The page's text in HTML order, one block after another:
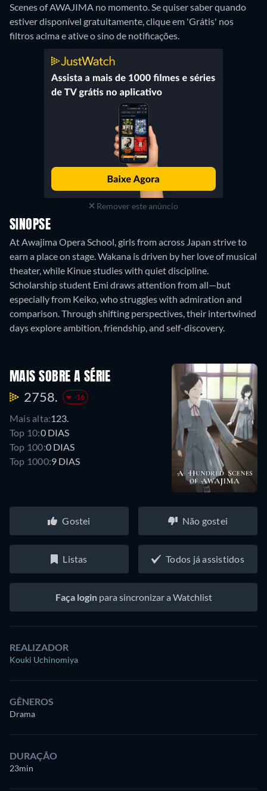
Scenes of AWAJIMA no momento. Se quiser saber quando
estiver disponível gratuitamente, clique em 'Grátis' nos
filtros acima e ative o sino de notificações.
Remover este anúncio
SINOPSE
At Awajima Opera School, girls from across Japan strive to
earn a place on stage. Wakana is driven by her love of musical
theater, while Kinue studies with quiet discipline.
Scholarship student Emi draws attention from all—but
especially from Keiko, who struggles with admiration and
comparison. Through shifting perspectives, their intertwined
days explore ambition, friendship, and self-discovery.
MAIS SOBRE A SÉRIE
2758. -16
Mais alta:123.
Top 10:0 DIAS
Top 100:0 DIAS
Top 1000:9 DIAS
Gostei Não gostei
Listas Todos já assistidos
Faça loginpara sincronizar a Watchlist
REALIZADOR
Kouki Uchinomiya
GÊNEROS
Drama
DURAÇÃO
23min